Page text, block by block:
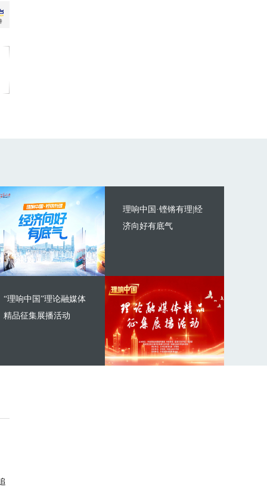
理响中国·铿锵有理|经
济向好有底气
“理响中国”理论融媒体
精品征集展播活动